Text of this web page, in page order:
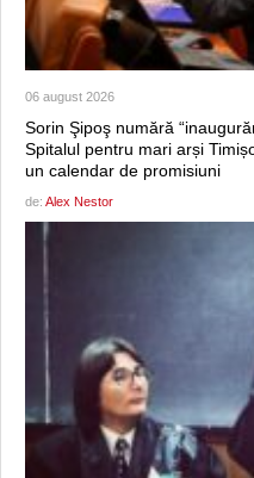
06 august 2026
Sorin Şipoş numără
Spitalul pentru mari arși
un calendar de promisiuni
de: Alex Nestor